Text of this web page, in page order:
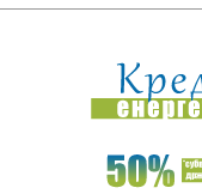
07:21:Spor u
ul...
07:15:Predsednik
čast, ...